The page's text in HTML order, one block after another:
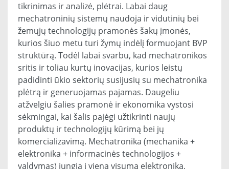
tikrinimas ir analizė, plėtrai. Labai daug
mechatroninių sistemų naudoja ir vidutinių bei
žemųjų technologijų pramonės šakų įmonės,
kurios šiuo metu turi žymų indėlį formuojant BVP
struktūrą. Todėl labai svarbu, kad mechatronikos
sritis ir toliau kurtų inovacijas, kurios leistų
padidinti ūkio sektorių susijusių su mechatronika
plėtrą ir generuojamas pajamas. Daugeliu
atžvelgiu šalies pramonė ir ekonomika vystosi
sėkmingai, kai šalis pajėgi užtikrinti naujų
produktų ir technologijų kūrimą bei jų
komercializavimą. Mechatronika (mechanika +
elektronika + informacinės technologijos +
valdymas) jungia į vieną visumą elektroniką,